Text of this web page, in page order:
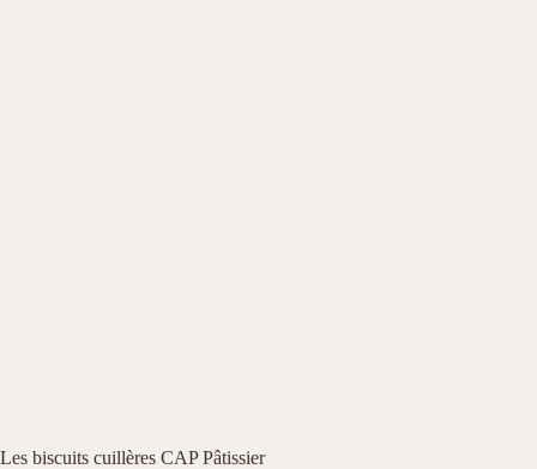
Les biscuits cuillères CAP Pâtissier